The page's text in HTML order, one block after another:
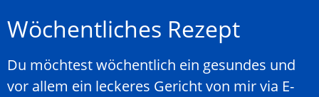
Wöchentliches Rezept
Du möchtest wöchentlich ein gesundes und
vor allem ein leckeres Gericht von mir via E-